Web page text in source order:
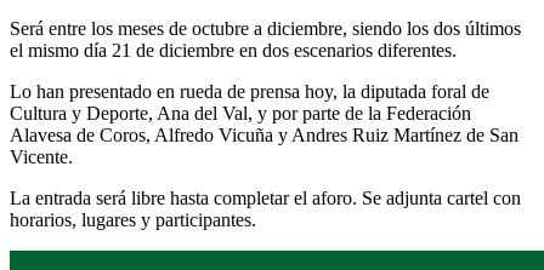
Será entre los meses de octubre a diciembre, siendo los dos últimos
el mismo día 21 de diciembre en dos escenarios diferentes.
Lo han presentado en rueda de prensa hoy, la diputada foral de
Cultura y Deporte, Ana del Val, y por parte de la Federación
Alavesa de Coros, Alfredo Vicuña y Andres Ruiz Martínez de San
Vicente.
La entrada será libre hasta completar el aforo. Se adjunta cartel con
horarios, lugares y participantes.